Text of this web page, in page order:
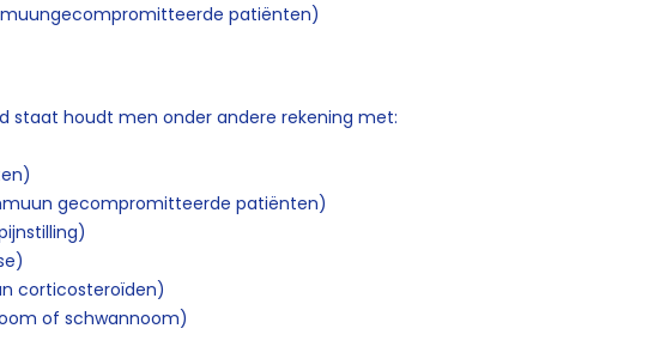
patiënten)
staat houdt men onder andere rekening met:
gecompromitteerde patiënten)
corticosteroïden)
of schwannoom)